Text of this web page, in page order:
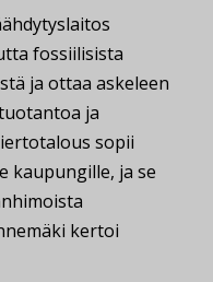
fossiilisista
ja ottaa askeleen
ja
sopii
kaupungille, ja se
kertoi